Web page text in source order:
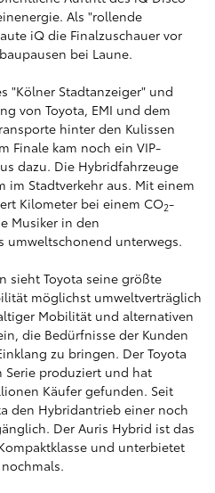
Als "rollende
iQ die Finalzuschauer vor
bei Laune.
"Kölner Stadtanzeiger" und
von Toyota, EMI und dem
hinter den Kulissen
Finale kam noch ein VIP-
dazu. Die Hybridfahrzeuge
im Stadtverkehr aus. Mit einem
Kilometer bei einem CO2-
Musiker in den
umweltschonend unterwegs.
sieht Toyota seine größte
möglichst umweltverträglich
Mobilität und alternativen
die Bedürfnisse der Kunden
zu bringen. Der Toyota
Serie produziert und hat
Käufer gefunden. Seit
den Hybridantrieb einer noch
Der Auris Hybrid ist das
und unterbietet